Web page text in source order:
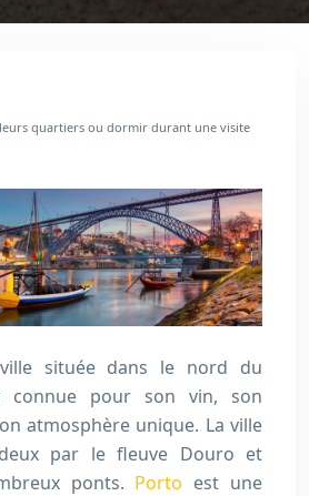
quartiers ou dormir durant une visite
située dans le nord du
connue pour son vin, son
atmosphère unique. La ville
par le fleuve Douro et
ponts. Porto est une